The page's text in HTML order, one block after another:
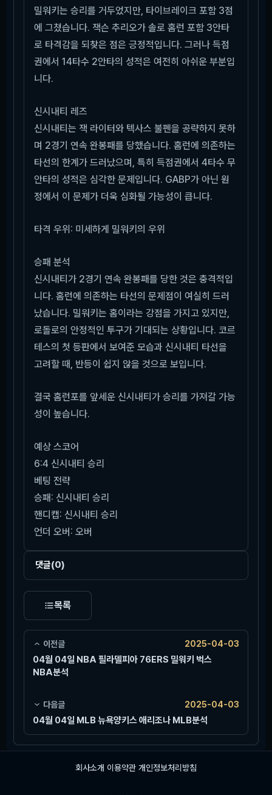
밀워키는 승리를 거두었지만, 타이브레이크 포함 3점
에 그쳤습니다. 잭슨 추리오가 솔로 홈런 포함 3안타
로 타격감을 되찾은 점은 긍정적입니다. 그러나 득점
권에서 14타수 2안타의 성적은 여전히 아쉬운 부분입
니다.
신시내티 레즈
신시내티는 잭 라이터와 텍사스 불펜을 공략하지 못하
며 2경기 연속 완봉패를 당했습니다. 홈런에 의존하는
타선의 한계가 드러났으며, 특히 득점권에서 4타수 무
안타의 성적은 심각한 문제입니다. GABP가 아닌 원
정에서 이 문제가 더욱 심화될 가능성이 큽니다.
타격 우위: 미세하게 밀워키의 우위
승패 분석
신시내티가 2경기 연속 완봉패를 당한 것은 충격적입
니다. 홈런에 의존하는 타선의 문제점이 여실히 드러
났습니다. 밀워키는 홈이라는 강점을 가지고 있지만,
로돌로의 안정적인 투구가 기대되는 상황입니다. 코르
테스의 첫 등판에서 보여준 모습과 신시내티 타선을
고려할 때, 반등이 쉽지 않을 것으로 보입니다.
결국 홈런포를 앞세운 신시내티가 승리를 가져갈 가능
성이 높습니다.
예상 스코어
6:4 신시내티 승리
베팅 전략
승패: 신시내티 승리
핸디캡: 신시내티 승리
언더 오버: 오버
댓글(0)
목록
이전글 2025-04-03
04월 04일 NBA 필라델피아 76ERS 밀워키 벅스
NBA분석
다음글 2025-04-03
04월 04일 MLB 뉴욕양키스 애리조나 MLB분석
회사소개 이용약관 개인정보처리방침